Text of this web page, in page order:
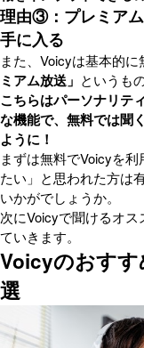
理由③：プレミア
手に入る
また、Voicyは基本的に
ミアム放送」 というも
こちらはパーソナリテ
な機能で、無料では聞
ように！
まずは無料でVoicyを
たい」と思われた方は
いかがでしょうか。
次にVoicyで聞けるオ
ていきます。
Voicyのおす
選